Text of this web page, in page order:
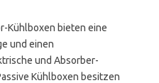
Kühlboxen bieten eine
und einen
und Absorber-
Kühlboxen besitzen